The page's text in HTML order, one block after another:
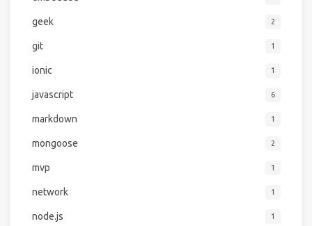
geek 2
git 1
ionic 1
javascript 6
markdown 1
mongoose 2
mvp 1
network 1
node.js 1